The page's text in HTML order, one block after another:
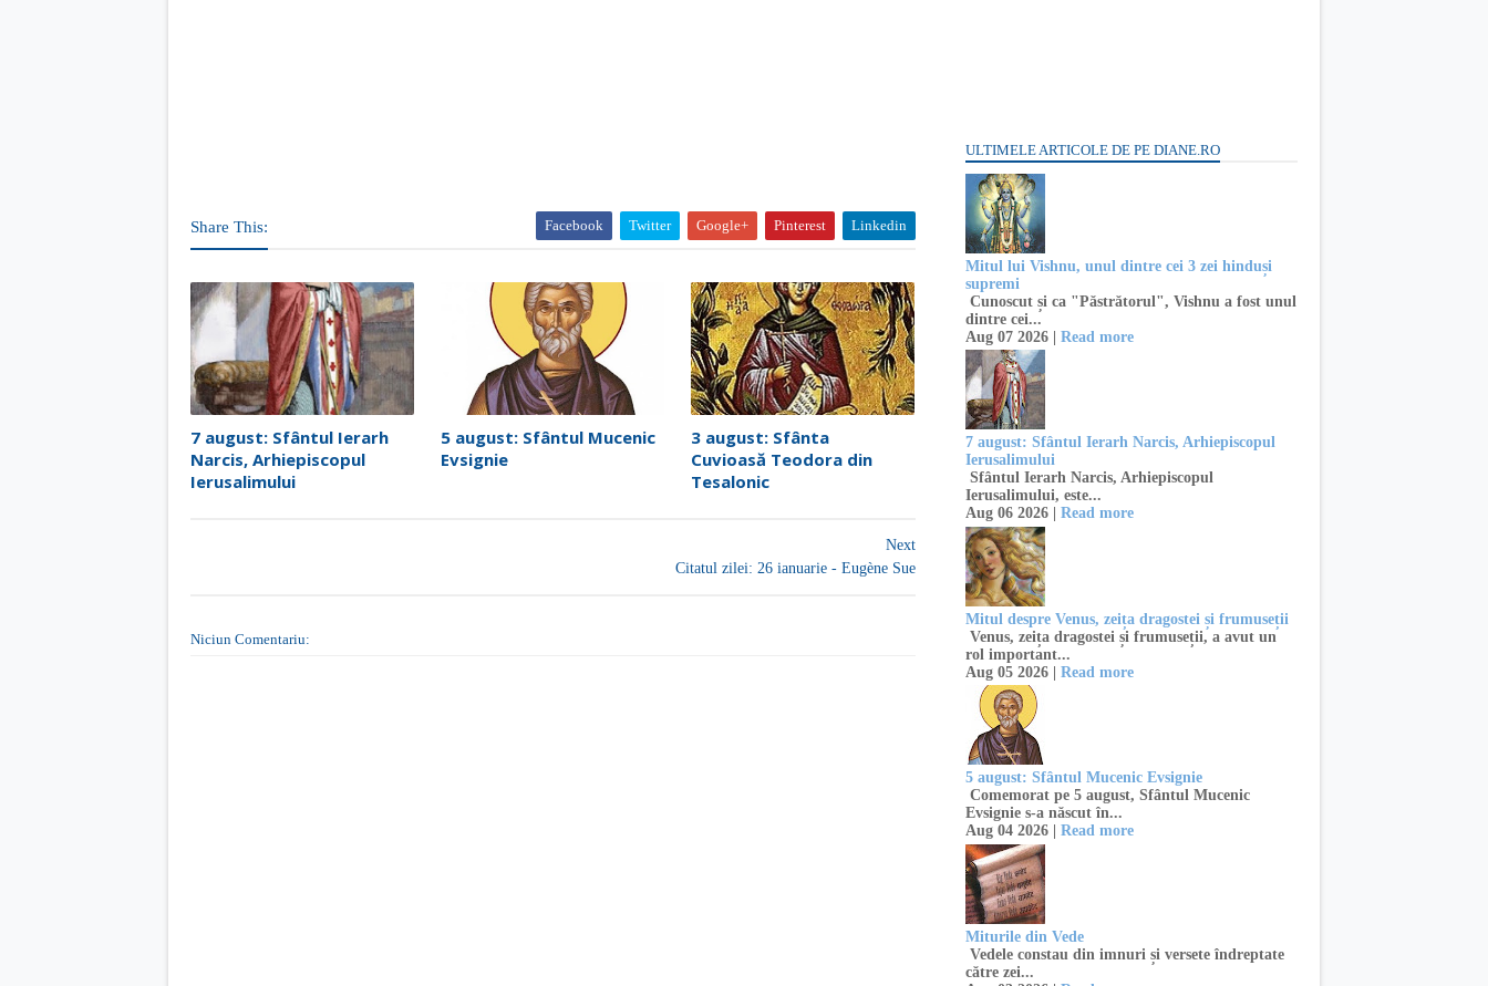
Share This: Facebook Twitter Google+ Pinterest Linkedin
7 august: Sfântul Ierarh
Narcis, Arhiepiscopul
Ierusalimului
5 august: Sfântul Mucenic
Evsignie
3 august: Sfânta
Cuvioasă Teodora din
Tesalonic
Next
Citatul zilei: 26 ianuarie - Eugène Sue
Niciun Comentariu:
ULTIMELE ARTICOLE DE PE DIANE.RO
Mitul lui Vishnu, unul dintre cei 3 zei hinduși
supremi
Cunoscut și ca "Păstrătorul", Vishnu a fost unul
dintre cei...
Aug 07 2026 | Read more
7 august: Sfântul Ierarh Narcis, Arhiepiscopul
Ierusalimului
Sfântul Ierarh Narcis, Arhiepiscopul
Ierusalimului, este...
Aug 06 2026 | Read more
Mitul despre Venus, zeița dragostei și frumuseții
Venus, zeița dragostei și frumuseții, a avut un
rol important...
Aug 05 2026 | Read more
5 august: Sfântul Mucenic Evsignie
Comemorat pe 5 august, Sfântul Mucenic
Evsignie s-a născut în...
Aug 04 2026 | Read more
Miturile din Vede
Vedele constau din imnuri și versete îndreptate
către zei...